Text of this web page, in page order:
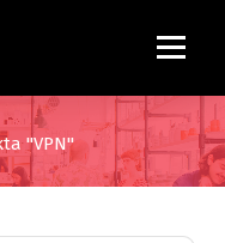
"VPN"